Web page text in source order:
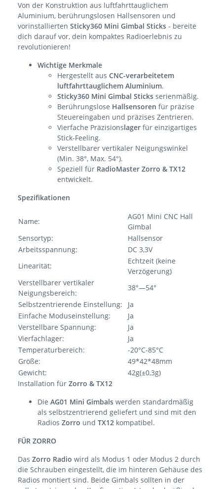
Von der Konstruktion aus luftfahrttauglichem
Aluminium, berührungslosen Hallsensoren und
vorinstallierten Sticky360 Mini Gimbal Sticks - bereite
dich darauf vor, dein kompaktes Radioerlebnis zu
revolutionieren!
Wichtige Merkmale
Hergestellt aus CNC-verarbeitetem
luftfahrttauglichem Aluminium.
Sticky360 Mini Gimbal Sticks serienmäßig.
Berührungslose Hallsensoren für präzise
Steuereingaben und präzises Zentrieren.
Vierfache Präzisionslager für einzigartiges
Stick-Feeling.
Verstellbarer vertikaler Neigungswinkel
(Min. 38°, Max. 54°).
Speziell für RadioMaster Zorro & TX12
entwickelt.
Spezifikationen
Name:
AG01 Mini CNC Hall
Gimbal
Sensortyp:
Hallsensor
Arbeitsspannung:
DC 3,3V
Linearität:
Echtzeit (keine
Verzögerung)
Verstellbarer vertikaler
Neigungsbereich:
38°—54°
Selbstzentrierende Einstellung:
Ja
Einfache Moduseinstellung:
Ja
Verstellbare Spannung:
Ja
Vierfachlager:
Ja
Temperaturbereich:
-20°C-85°C
Größe:
49*42*48mm
Gewicht:
42g(±0,3g)
Installation für Zorro & TX12
Die AG01 Mini Gimbals werden standardmäßig
als selbstzentrierend geliefert und sind mit den
Radios Zorro und TX12 kompatibel.
FÜR ZORRO
Das Zorro Radio wird als Modus 1 oder Modus 2 durch
die Schrauben eingestellt, die im hinteren Gehäuse des
Radios montiert sind. Beide Gimbals sollten in der